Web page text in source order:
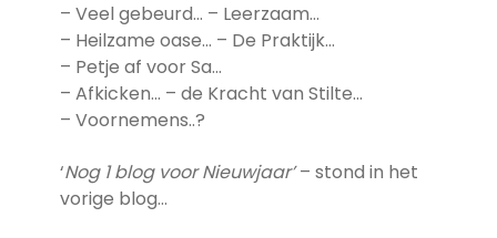
– Veel gebeurd… – Leerzaam…
– Heilzame oase… – De Praktijk…
– Petje af voor Sa…
– Afkicken… – de Kracht van Stilte…
– Voornemens..?
‘Nog 1 blog voor Nieuwjaar’– stond in het
vorige blog…